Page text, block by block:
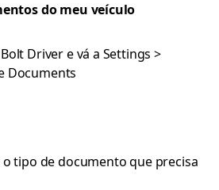
do meu veículo
Driver e vá a Settings >
Documents
tipo de documento que precisa